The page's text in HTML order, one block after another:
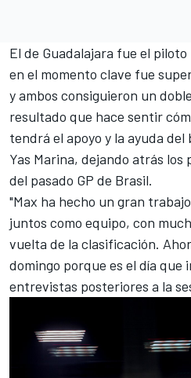
El de Guadalajara fue el
en el momento clave fue
y ambos consiguieron un
resultado que hace sentir
tendrá el apoyo y la ayuda
Yas Marina, dejando atrás los
del pasado GP de Brasil.
"Max ha hecho un gran
juntos como equipo, con
vuelta de la clasificación.
domingo porque es el día que
entrevistas posteriores a la